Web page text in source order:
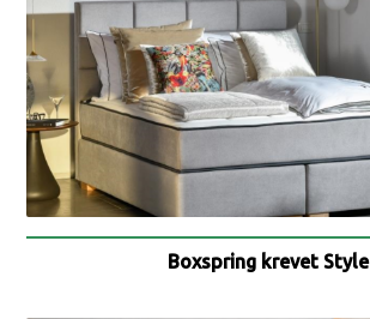
Boxspring krevet Style